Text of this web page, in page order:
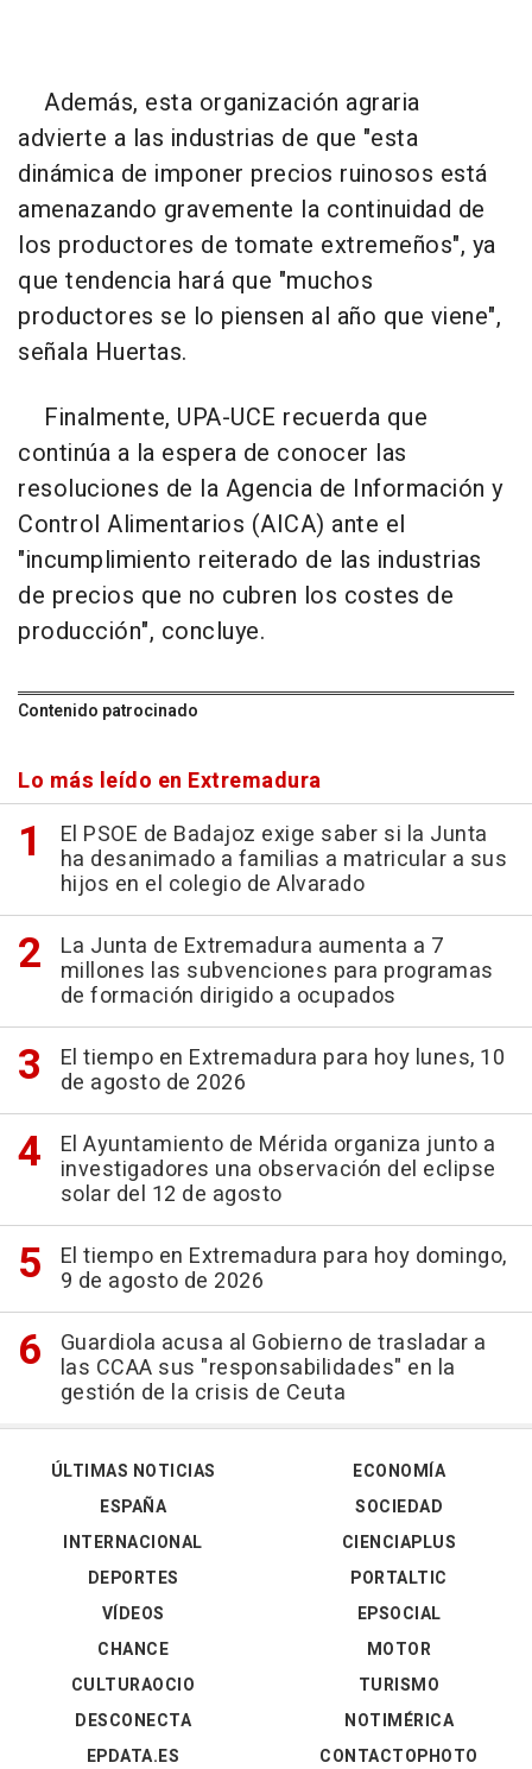
Además, esta organización agraria
advierte a las industrias de que "esta
dinámica de imponer precios ruinosos está
amenazando gravemente la continuidad de
los productores de tomate extremeños", ya
que tendencia hará que "muchos
productores se lo piensen al año que viene",
señala Huertas.
Finalmente, UPA-UCE recuerda que
continúa a la espera de conocer las
resoluciones de la Agencia de Información y
Control Alimentarios (AICA) ante el
"incumplimiento reiterado de las industrias
de precios que no cubren los costes de
producción", concluye.
Contenido patrocinado
Lo más leído en Extremadura
El PSOE de Badajoz exige saber si la Junta
ha desanimado a familias a matricular a sus
hijos en el colegio de Alvarado
La Junta de Extremadura aumenta a 7
millones las subvenciones para programas
de formación dirigido a ocupados
El tiempo en Extremadura para hoy lunes, 10
de agosto de 2026
El Ayuntamiento de Mérida organiza junto a
investigadores una observación del eclipse
solar del 12 de agosto
El tiempo en Extremadura para hoy domingo,
9 de agosto de 2026
Guardiola acusa al Gobierno de trasladar a
las CCAA sus "responsabilidades" en la
gestión de la crisis de Ceuta
ÚLTIMAS NOTICIAS
ESPAÑA
INTERNACIONAL
DEPORTES
VÍDEOS
ECONOMÍA
SOCIEDAD
CIENCIAPLUS
PORTALTIC
EPSOCIAL
CHANCE
CULTURAOCIO
DESCONECTA
EPDATA.ES
MOTOR
TURISMO
NOTIMÉRICA
CONTACTOPHOTO